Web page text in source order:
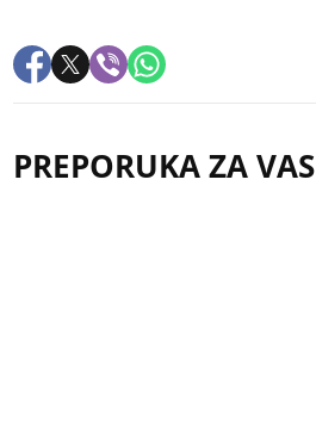
PREPORUKA ZA VAS